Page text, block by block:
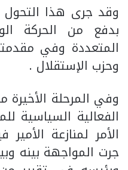
وقد جرى هذا التحول
بدفع من الحركة
المتعددة وفي
وحزب الإستقلال .
وفي المرحلة
الفعالية السياسية
الأمر لمنازعة
جرت المواجهة بينه